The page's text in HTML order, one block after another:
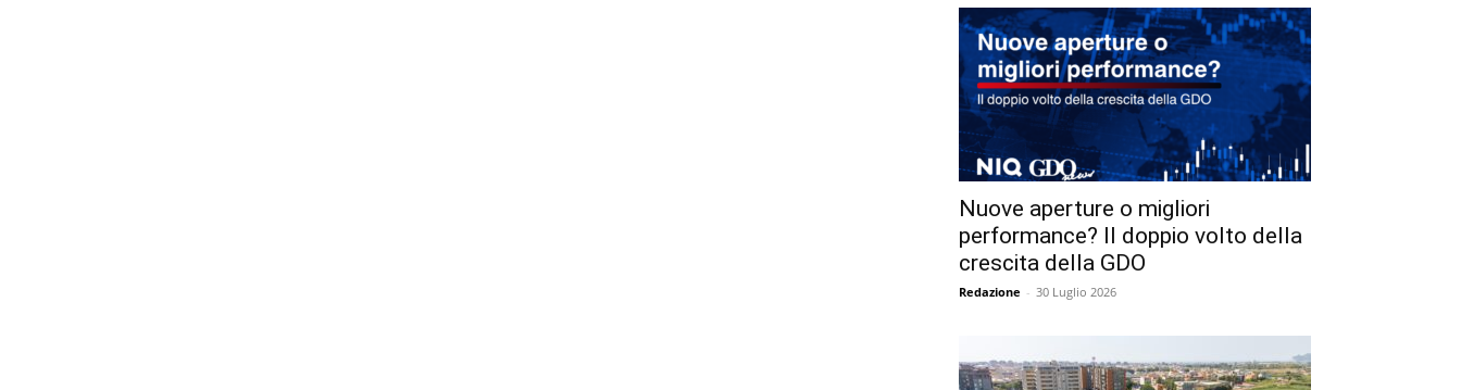
Nuove aperture o migliori
performance? Il doppio volto della
crescita della GDO
Redazione - 30 Luglio 2026